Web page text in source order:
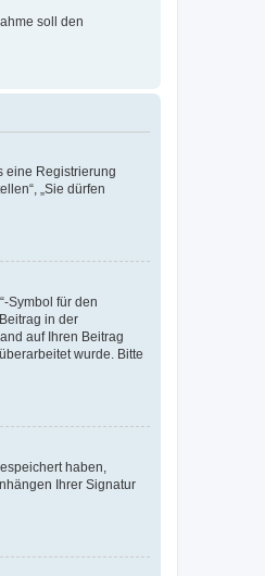
soll den
eine Registrierung
„Sie dürfen
Symbol für den
in der
auf Ihren Beitrag
wurde. Bitte
haben,
Ihrer Signatur